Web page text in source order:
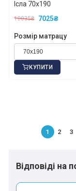
Ісла 70x190
10035₴ 7025₴
Розмір матрацу
КУПИТИ
1 2 3
Відповіді на